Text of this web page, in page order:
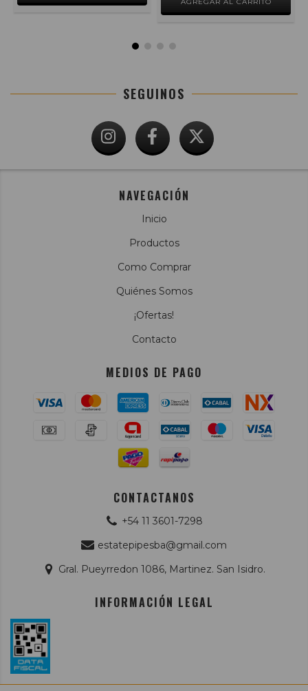
SEGUINOS
NAVEGACIÓN
Inicio
Productos
Como Comprar
Quiénes Somos
¡Ofertas!
Contacto
MEDIOS DE PAGO
CONTACTANOS
+54 11 3601-7298
estatepipesba@gmail.com
Gral. Pueyrredon 1086, Martinez. San Isidro.
INFORMACIÓN LEGAL